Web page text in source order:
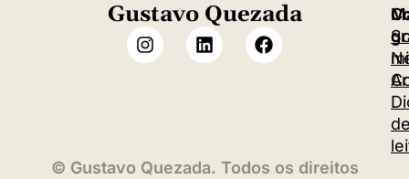
Gustavo Quezada
© Gustavo Quezada. Todos os direitos